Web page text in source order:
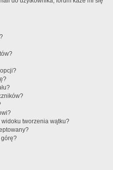
widoku tworzenia wątku?
górę?